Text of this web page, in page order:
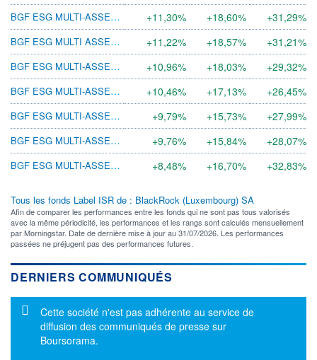
BGF ESG MULTI-ASSET A2 USD H
+11,30% +18,60%
+31,29%
BGF ESG MULTI ASSET A10 USD H
+11,22% +18,57%
+31,21%
BGF ESG MULTI-ASSET E2 USD H
+10,96% +18,03%
+29,32%
BGF ESG MULTI-ASSET C2 USD H
+10,46% +17,13%
+26,45%
BGF ESG MULTI-ASSET A10 SGD H
+9,79% +15,73%
+27,99%
BGF ESG MULTI-ASSET A8 SGD H
+9,76% +15,84%
+28,07%
BGF ESG MULTI-ASSET I2
+8,48% +16,70% +32,83%
Tous les fonds Label ISR de : BlackRock (Luxembourg) SA
Afin de comparer les performances entre les fonds qui ne sont pas tous valorisés
avec la même périodicité, les performances et les rangs sont calculés mensuellement
par Morningstar. Date de dernière mise à jour au 31/07/2026. Les performances
passées ne préjugent pas des performances futures.
DERNIERS COMMUNIQUÉS
Message d'information
Cette société n'est pas adhérente au service de
diffusion des communiqués de presse sur
Boursorama.